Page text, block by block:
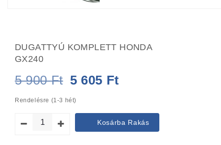
DUGATTYÚ KOMPLETT HONDA
GX240
5 900Ft Original
price
was:
5 605 Ft
is:
5
Rendelésre (1-3 hét)
Kosárba Rakás